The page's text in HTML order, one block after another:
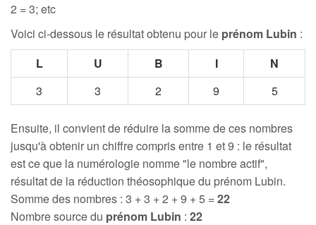
2 = 3; etc
Voici ci-dessous le résultat obtenu pour le prénom Lubin :
L
U B I
N
3
3 2 9 5
Ensuite, il convient de réduire la somme de ces nombres
jusqu'à obtenir un chiffre compris entre 1 et 9 : le résultat
est ce que la numérologie nomme "le nombre actif",
résultat de la réduction théosophique du prénom Lubin.
Somme des nombres : 3 + 3 + 2 + 9 + 5 =22
Nombre source du prénom Lubin : 22